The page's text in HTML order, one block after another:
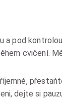
a pod
cvičení.
dejte si